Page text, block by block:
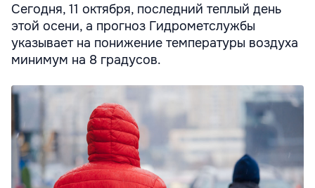
Сегодня, 11 октября, последний теплый день
этой осени, а прогноз Гидрометслужбы
указывает на понижение температуры воздуха
минимум на 8 градусов.